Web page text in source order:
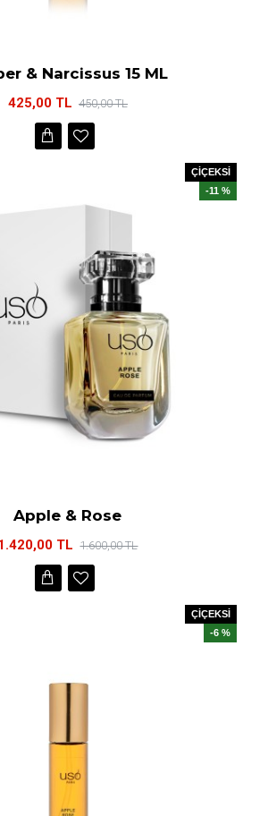
& Narcissus 15 ML
425,00 TL 450,00 TL
ÇİÇEKSİ
-11 %
Apple & Rose
TL 1.600,00 TL
ÇİÇEKSİ
-6 %